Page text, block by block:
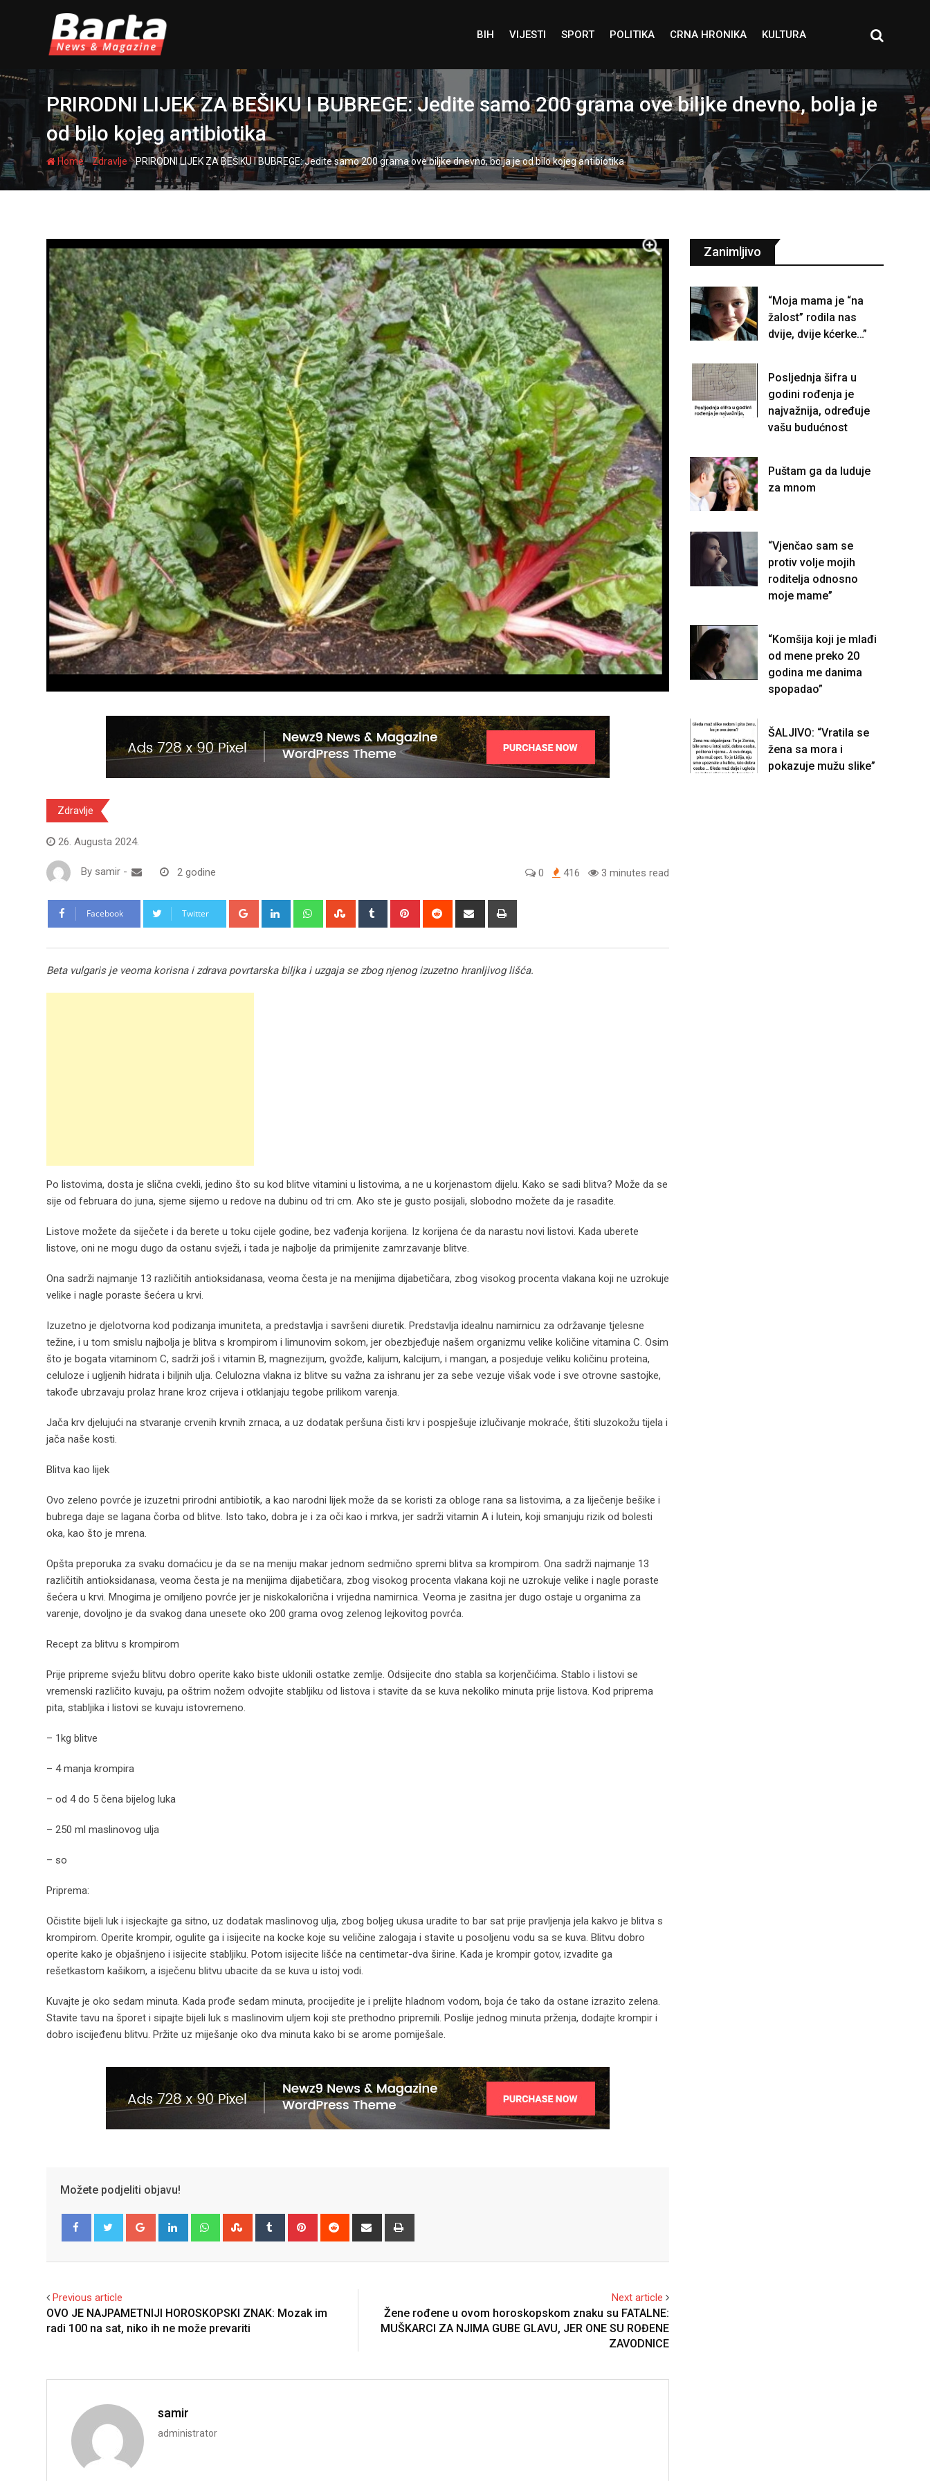
BIH VIJESTI SPORT POLITIKA CRNA HRONIKA KULTURA
PRIRODNI LIJEK ZA BEŠIKU I BUBREGE: Jedite samo 200 grama ove biljke dnevno, bolja je
od bilo kojeg antibiotika
Home-Zdravlje-PRIRODNI LIJEK ZA BEŠIKU I BUBREGE: Jedite samo 200 grama ove biljke dnevno, bolja je od bilo kojeg antibiotika
Zdravlje
26. Augusta 2024.
By samir - 2 godine 0 416 3 minutes read
Facebook Twitter Google+ LinkedIn WhatsappStumbleUpon
Tumblr Pinterest Reddit
Share
Beta vulgaris je veoma korisna i zdrava povrtarska biljka i uzgaja se zbog njenog izuzetno hranljivog lišća.
Po listovima, dosta je slična cvekli, jedino što su kod blitve vitamini u listovima, a ne u korjenastom dijelu. Kako se sadi blitva? Može da se
sije od februara do juna, sjeme sijemo u redove na dubinu od tri cm. Ako ste je gusto posijali, slobodno možete da je rasadite.
Listove možete da siječete i da berete u toku cijele godine, bez vađenja korijena. Iz korijena će da narastu novi listovi. Kada uberete
listove, oni ne mogu dugo da ostanu svježi, i tada je najbolje da primijenite zamrzavanje blitve.
Ona sadrži najmanje 13 različitih antioksidanasa, veoma česta je na menijima dijabetičara, zbog visokog procenta vlakana koji ne uzrokuje
velike i nagle poraste šećera u krvi.
Izuzetno je djelotvorna kod podizanja imuniteta, a predstavlja i savršeni diuretik. Predstavlja idealnu namirnicu za održavanje tjelesne
težine, i u tom smislu najbolja je blitva s krompirom i limunovim sokom, jer obezbjeđuje našem organizmu velike količine vitamina C. Osim
što je bogata vitaminom C, sadrži još i vitamin B, magnezijum, gvožđe, kalijum, kalcijum, i mangan, a posjeduje veliku količinu proteina,
celuloze i ugljenih hidrata i biljnih ulja. Celulozna vlakna iz blitve su važna za ishranu jer za sebe vezuje višak vode i sve otrovne sastojke,
takođe ubrzavaju prolaz hrane kroz crijeva i otklanjaju tegobe prilikom varenja.
Jača krv djelujući na stvaranje crvenih krvnih zrnaca, a uz dodatak peršuna čisti krv i pospješuje izlučivanje mokraće, štiti sluzokožu tijela i
jača naše kosti.
Blitva kao lijek
Ovo zeleno povrće je izuzetni prirodni antibiotik, a kao narodni lijek može da se koristi za obloge rana sa listovima, a za liječenje bešike i
bubrega daje se lagana čorba od blitve. Isto tako, dobra je i za oči kao i mrkva, jer sadrži vitamin A i lutein, koji smanjuju rizik od bolesti
oka, kao što je mrena.
Opšta preporuka za svaku domaćicu je da se na meniju makar jednom sedmično spremi blitva sa krompirom. Ona sadrži najmanje 13
različitih antioksidanasa, veoma česta je na menijima dijabetičara, zbog visokog procenta vlakana koji ne uzrokuje velike i nagle poraste
šećera u krvi. Mnogima je omiljeno povrće jer je niskokalorična i vrijedna namirnica. Veoma je zasitna jer dugo ostaje u organima za
varenje, dovoljno je da svakog dana unesete oko 200 grama ovog zelenog lejkovitog povrća.
Recept za blitvu s krompirom
Prije pripreme svježu blitvu dobro operite kako biste uklonili ostatke zemlje. Odsijecite dno stabla sa korjenčićima. Stablo i listovi se
vremenski različito kuvaju, pa oštrim nožem odvojite stabljiku od listova i stavite da se kuva nekoliko minuta prije listova. Kod priprema
pita, stabljika i listovi se kuvaju istovremeno.
– 1kg blitve
– 4 manja krompira
– od 4 do 5 čena bijelog luka
– 250 ml maslinovog ulja
– so
Priprema:
Očistite bijeli luk i isjeckajte ga sitno, uz dodatak maslinovog ulja, zbog boljeg ukusa uradite to bar sat prije pravljenja jela kakvo je blitva s
krompirom. Operite krompir, ogulite ga i isijecite na kocke koje su veličine zalogaja i stavite u posoljenu vodu sa se kuva. Blitvu dobro
operite kako je objašnjeno i isijecite stabljiku. Potom isijecite lišće na centimetar-dva širine. Kada je krompir gotov, izvadite ga
rešetkastom kašikom, a isječenu blitvu ubacite da se kuva u istoj vodi.
Kuvajte je oko sedam minuta. Kada prođe sedam minuta, procijedite je i prelijte hladnom vodom, boja će tako da ostane izrazito zelena.
Stavite tavu na šporet i sipajte bijeli luk s maslinovim uljem koji ste prethodno pripremili. Poslije jednog minuta prženja, dodajte krompir i
dobro iscijeđenu blitvu. Pržite uz miješanje oko dva minuta kako bi se arome pomiješale.
Možete podjeliti objavu!
Google+ LinkedIn WhatsappStumbleUpon
Tumblr Pinterest Reddit
Share
Previous article
OVO JE NAJPAMETNIJI HOROSKOPSKI ZNAK: Mozak im
radi 100 na sat, niko ih ne može prevariti
Next article
Žene rođene u ovom horoskopskom znaku su FATALNE:
MUŠKARCI ZA NJIMA GUBE GLAVU, JER ONE SU ROĐENE
ZAVODNICE
samir
administrator
Zanimljivo
“Moja mama je “na
žalost” rodila nas
dvije, dvije kćerke…”
Posljednja šifra u
godini rođenja je
najvažnija, određuje
vašu budućnost
Puštam ga da luduje
za mnom
“Vjenčao sam se
protiv volje mojih
roditelja odnosno
moje mame”
“Komšija koji je mlađi
od mene preko 20
godina me danima
spopadao”
ŠALJIVO: “Vratila se
žena sa mora i
pokazuje mužu slike”